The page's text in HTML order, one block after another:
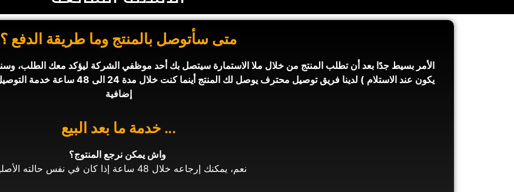
متى سأتوصل بالمنتج وما طريقة الدفع ؟​
إضافية
... خدمة ما بعد البيع
واش يمكن نرجع المنتوج؟
نعم، يمكنك إرجاعه خلال 48 ساعة إذا كان في نفس حالته الأصلية.